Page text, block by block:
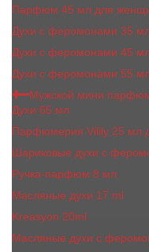
Парфюм 45 мл для
Духи с феромонами 35
Духи с феромонами 45
Духи с феромонами 55
Мужской мини
Духи 65 мл
Парфюмерия Vilily 25 мл
Шариковые духи с
Ручка-парфюм 8 мл
Масляные духи 17 ml
Kreasyon 20ml
Масляные духи c